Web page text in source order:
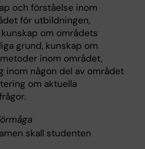
och förståelse inom
för utbildningen,
om områdets
grund, kunskap om
inom området,
inom någon del av området
om aktuella
skall studenten